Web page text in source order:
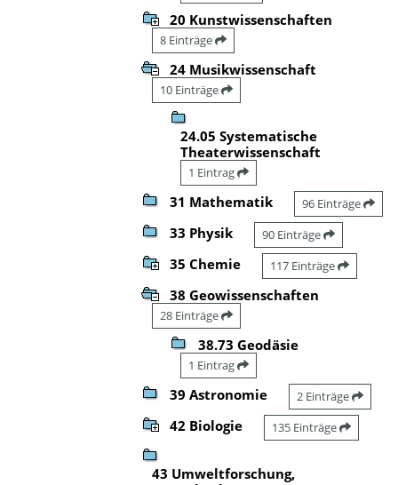
20 Kunstwissenschaften
8 Einträge
24 Musikwissenschaft
10 Einträge
24.05 Systematische
Theaterwissenschaft
1 Eintrag
31 Mathematik 96 Einträge
33 Physik 90 Einträge
35 Chemie 117 Einträge
38 Geowissenschaften
28 Einträge
38.73 Geodäsie
1 Eintrag
39 Astronomie 2 Einträge
42 Biologie 135 Einträge
43 Umweltforschung,